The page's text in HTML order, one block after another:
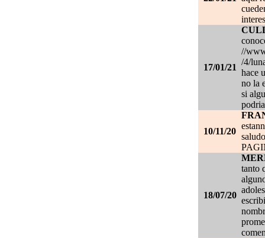
17/01/21
//
/4/
hace
no la
si
10/11/20
18/07/20
tanto